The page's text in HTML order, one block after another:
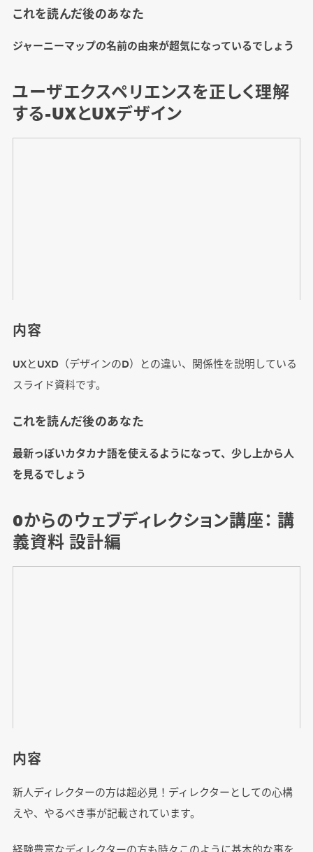
これを読んだ後のあなた
ジャーニーマップの名前の由来が超気になっているでしょう
ユーザエクスペリエンスを正しく理解
する-UXとUXデザイン
内容
UXとUXD（デザインのD）との違い、関係性を説明している
スライド資料です。
これを読んだ後のあなた
最新っぽいカタカナ語を使えるようになって、少し上から人
を見るでしょう
0からのウェブディレクション講座： 講
義資料 設計編
内容
新人ディレクターの方は超必見！ディレクターとしての心構
えや、やるべき事が記載されています。
経験豊富なディレクターの方も時々このように基本的な事を